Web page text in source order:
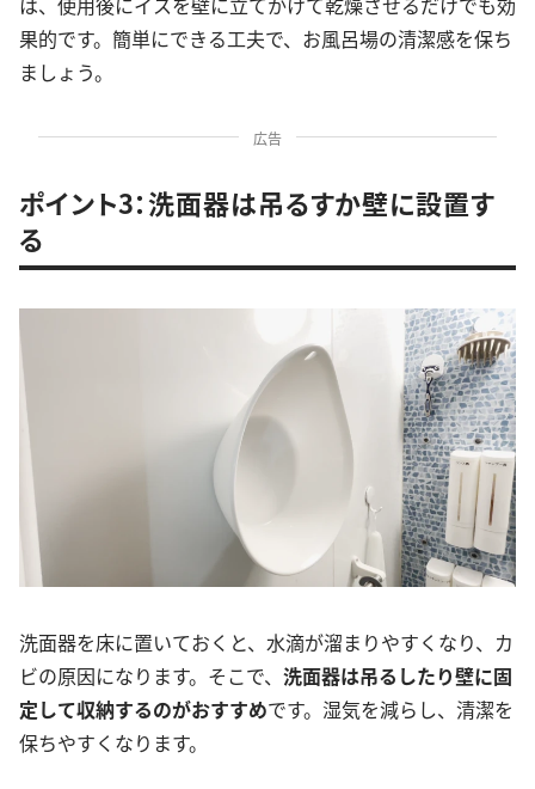
果的です。簡単にできる工夫で、お風呂場の清潔感を保ち
ましょう。
広告
ポイント3：洗面器は吊るすか壁に設置す
る
洗面器を床に置いておくと、水滴が溜まりやすくなり、カ
ビの原因になります。そこで、 洗面器は吊るしたり壁に固
定して収納するのがおすすめです。湿気を減らし、清潔を
保ちやすくなります。